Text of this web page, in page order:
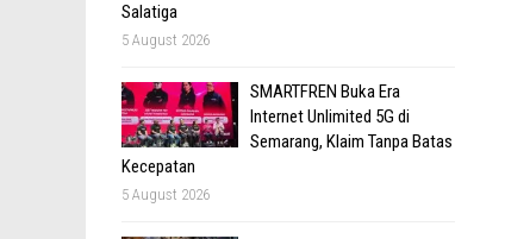
Salatiga
5 August 2026
SMARTFREN Buka Era
Internet Unlimited 5G di
Semarang, Klaim Tanpa Batas
Kecepatan
5 August 2026